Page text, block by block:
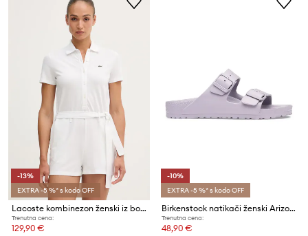
-13%
EXTRA -5 %* s kodo OFF
Lacoste kombinezon ženski iz bombaža z elastanom
Trenutna cena:
129,90 €
-10%
EXTRA -5 %* s kodo OFF
Birkenstock natikači ženski Arizona Essentials EVA
Trenutna cena:
48,90 €